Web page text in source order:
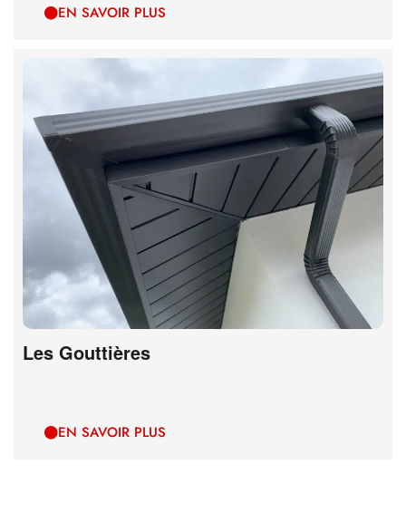
EN SAVOIR PLUS
Les Gouttières
EN SAVOIR PLUS